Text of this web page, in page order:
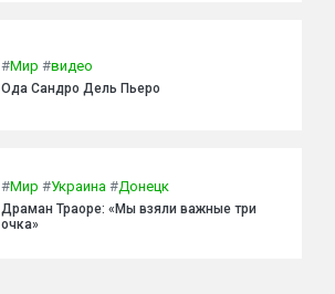
#Мир #видео
Ода Сандро Дель Пьеро
#Мир #Украина #Донецк
Драман Траоре: «Мы взяли важные три
очка»